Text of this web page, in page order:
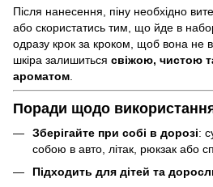
Після нанесення, піну необхідно
або скористатись тим, що йде в
одразу крок за кроком, щоб вона не
шкіра залишиться свіжою, чистою
ароматом.
Поради щодо
Зберігайте при собі в дорозі:
собою в авто, літак, рюкзак або
Підходить для дітей та